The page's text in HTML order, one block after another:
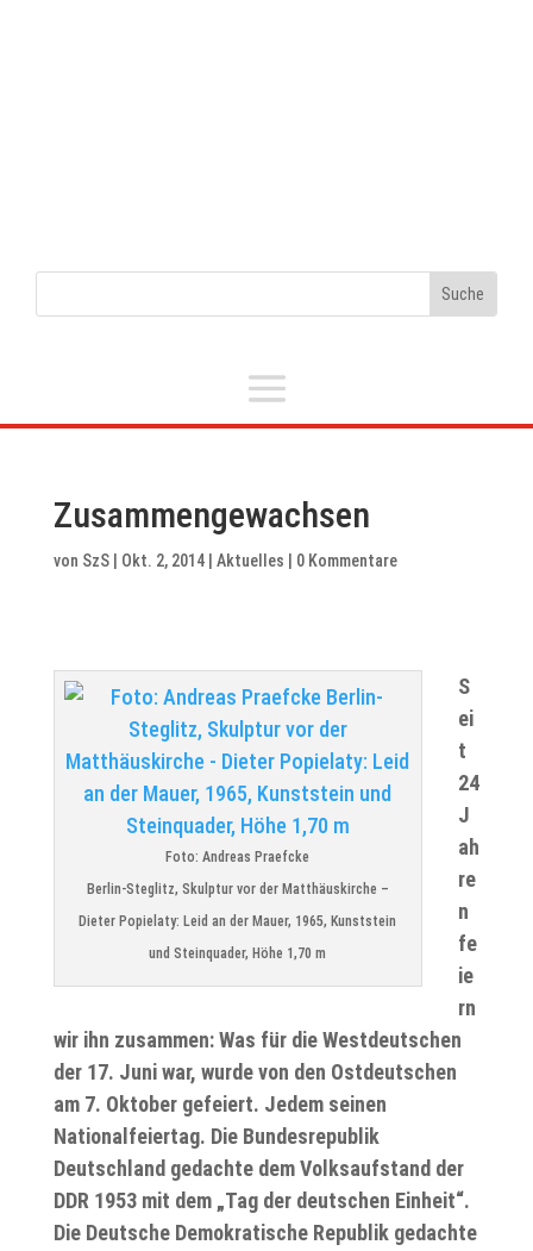
Zusammengewachsen
von SzS| Okt. 2, 2014| Aktuelles 0 Kommentare
Foto: Andreas Praefcke
Berlin-Steglitz, Skulptur vor der Matthäuskirche –
Dieter Popielaty: Leid an der Mauer, 1965, Kunststein
und Steinquader, Höhe 1,70 m
S
ei
t
24
J
ah
re
n
fe
ie
rn
wir ihn zusammen: Was für die Westdeutschen
der 17. Juni war, wurde von den Ostdeutschen
am 7. Oktober gefeiert. Jedem seinen
Nationalfeiertag. Die Bundesrepublik
Deutschland gedachte dem Volksaufstand der
DDR 1953 mit dem „Tag der deutschen Einheit“.
Die Deutsche Demokratische Republik gedachte